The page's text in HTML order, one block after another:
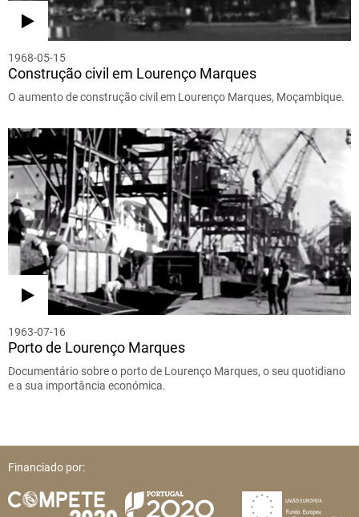
1968-05-15
Construção civil em Lourenço Marques
O aumento de construção civil em Lourenço Marques, Moçambique.
1963-07-16
Porto de Lourenço Marques
Documentário sobre o porto de Lourenço Marques, o seu quotidiano
e a sua importância económica.
Financiado por: